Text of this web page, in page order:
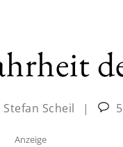
Stefan Scheil |
Anzeige